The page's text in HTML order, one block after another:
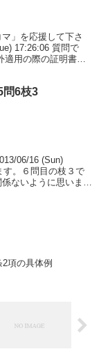
」を応援して下さ
17:26:06 質問で
用の際の証明書面
問6枝3
06/16 (Sun)
す。６問目の枝３で
ないように思いま
項の具体例